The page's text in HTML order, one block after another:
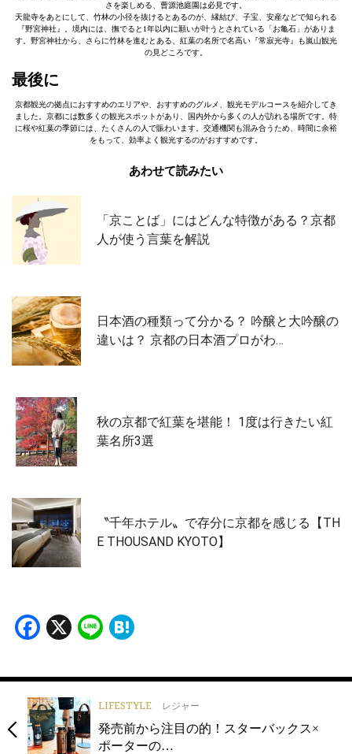
さを楽しめる、曹源池庭園は必見です。
天龍寺をあとにして、竹林の小径を抜けるとあるのが、縁結び、子宝、安産などで知られる
『野宮神社』。境内には、撫でると1年以内に願いが叶うとされている「お亀石」がありま
す。野宮神社から、さらに竹林を進むとある、紅葉の名所で名高い『常寂光寺』も嵐山観光
の見どころです。
最後に
京都観光の拠点におすすめのエリアや、おすすめのグルメ、観光モデルコースを紹介してき
ました。京都には数多くの観光スポットがあり、国内外から多くの人が訪れる場所です。特
に桜や紅葉の季節には、たくさんの人で賑わいます。交通機関も混み合うため、時間に余裕
をもって、効率よく観光するのがおすすめです。
あわせて読みたい
「京ことば」にはどんな特徴がある？京都
人が使う言葉を解説
日本酒の種類って分かる？ 吟醸と大吟醸の
違いは？ 京都の日本酒プロがわ…
秋の京都で紅葉を堪能！ 1度は行きたい紅
葉名所3選
〝千年ホテル〟で存分に京都を感じる【TH
E THOUSAND KYOTO】
Facebook
X Line
LIFESTYLE レジャー
発売前から注目の的！スターバックス×
ポーターの…